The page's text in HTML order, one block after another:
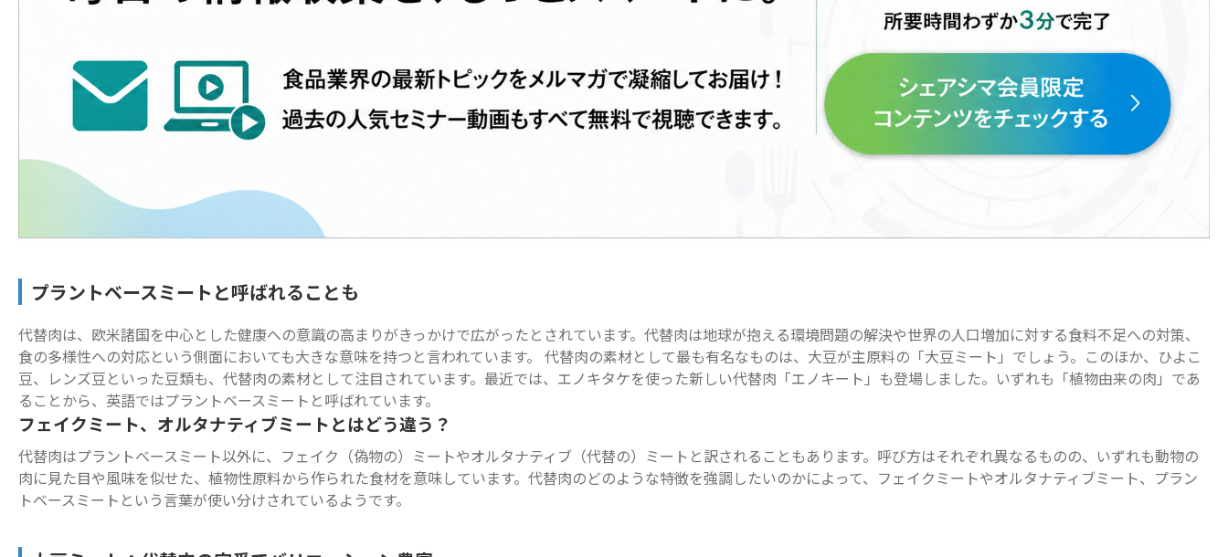
プラントベースミートと呼ばれることも
代替肉は、欧米諸国を中心とした健康への意識の高まりがきっかけで広がったとされています。代替肉は地球が抱える環境問題の解決や世界の人口増加に対する食料不足への対策、
食の多様性への対応という側面においても大きな意味を持つと言われています。 代替肉の素材として最も有名なものは、大豆が主原料の「大豆ミート」でしょう。このほか、ひよこ
豆、レンズ豆といった豆類も、代替肉の素材として注目されています。最近では、エノキタケを使った新しい代替肉「エノキート」も登場しました。いずれも「植物由来の肉」であ
ることから、英語ではプラントベースミートと呼ばれています。
フェイクミート、オルタナティブミートとはどう違う？
代替肉はプラントベースミート以外に、フェイク（偽物の）ミートやオルタナティブ（代替の）ミートと訳されることもあります。呼び方はそれぞれ異なるものの、いずれも動物の
肉に見た目や風味を似せた、植物性原料から作られた食材を意味しています。代替肉のどのような特徴を強調したいのかによって、フェイクミートやオルタナティブミート、プラン
トベースミートという言葉が使い分けされているようです。